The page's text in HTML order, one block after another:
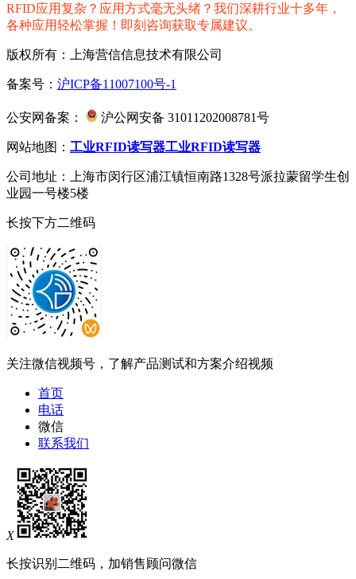
RFID应用复杂？应用方式毫无头绪？我们深耕行业十多年，
各种应用轻松掌握！即刻咨询获取专属建议。
版权所有：上海营信信息技术有限公司
备案号： 沪ICP备11007100号-1
公安网备案： 沪公网安备 31011202008781号
网站地图： 工业RFID读写器工业RFID读写器
公司地址：上海市闵行区浦江镇恒南路1328号派拉蒙留学生创
业园一号楼5楼
长按下方二维码
关注微信视频号，了解产品测试和方案介绍视频
首页
电话
微信
联系我们
X
长按识别二维码，加销售顾问微信